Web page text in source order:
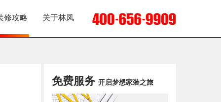
修攻略 关于林凤
免费服务 开启梦想家装之旅